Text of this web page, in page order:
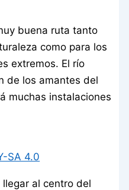
buena ruta tanto
como para los
extremos. El río
de los amantes del
muchas instalaciones
SA 4.0
al centro del